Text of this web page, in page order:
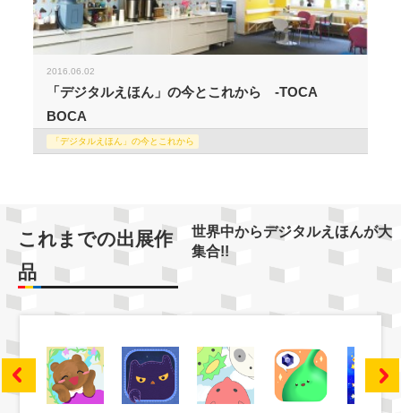
2016.06.02
「デジタルえほん」の今とこれから -TOCA
BOCA
「デジタルえほん」の今とこれから
これまでの出展作
品
世界中からデジタルえほんが大
集合!!